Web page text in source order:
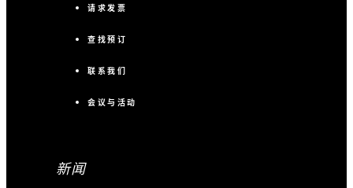
请求发票
查找预订
联系我们
会议与活动
新闻